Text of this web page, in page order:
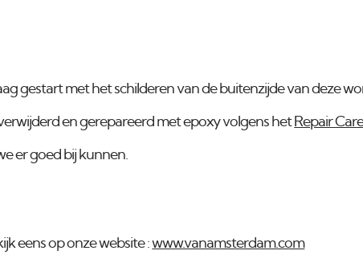
gestart met het schilderen van de buitenzijde van deze
en gerepareerd met epoxy volgens het Repair
er goed bij kunnen.
eens op onze website :www.vanamsterdam.com